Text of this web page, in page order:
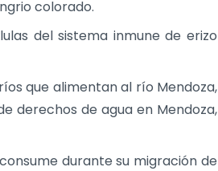
colorado.
del sistema inmune de erizo
que alimentan al río Mendoza,
derechos de agua en Mendoza,
durante su migración de